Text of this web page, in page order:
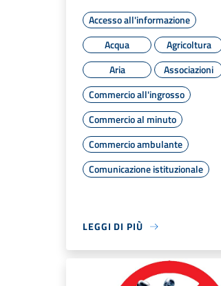
Accesso all'informazione
Acqua
Agricoltura
Aria
Associazioni
Commercio all'ingrosso
Commercio al minuto
Commercio ambulante
Comunicazione istituzionale
LEGGI DI PIÙ